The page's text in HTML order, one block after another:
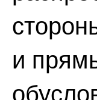
и